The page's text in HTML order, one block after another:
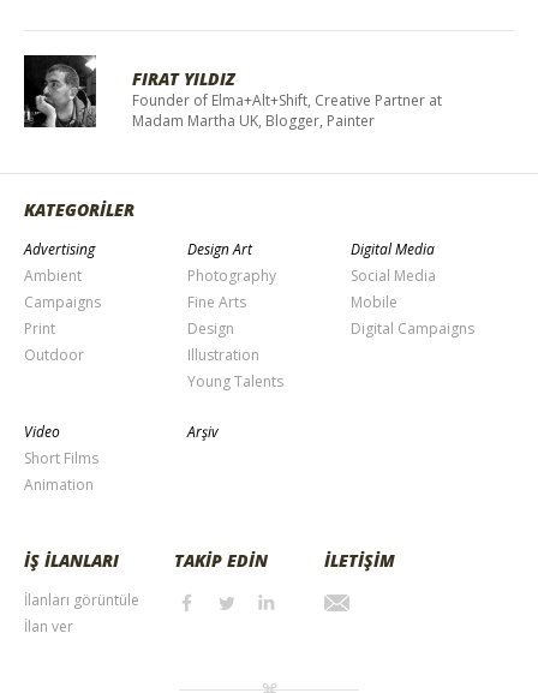
FIRAT YILDIZ
Founder of Elma+Alt+Shift, Creative Partner at
Madam Martha UK, Blogger, Painter
KATEGORİLER
Advertising
Ambient
Campaigns
Print
Outdoor
Design Art
Photography
Fine Arts
Design
Illustration
Young Talents
Digital Media
Social Media
Mobile
Digital Campaigns
Video
Short Films
Animation
Arşiv
İŞ İLANLARI
İlanları görüntüle
İlan ver
TAKİP EDİN İLETİŞİM